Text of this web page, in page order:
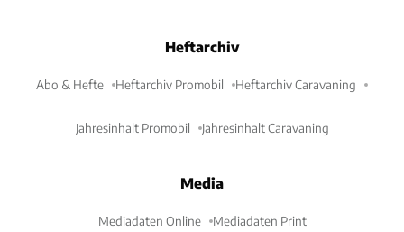
Heftarchiv
Abo & Hefte Heftarchiv Promobil Heftarchiv Caravaning
Jahresinhalt Promobil Jahresinhalt Caravaning
Media
Mediadaten Online Mediadaten Print